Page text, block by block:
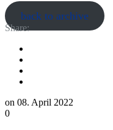
back to archive
Share:
on 08. April 2022
0